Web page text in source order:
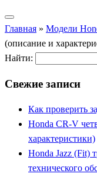
Главная » Модели
(описание и
Найти:
Свежие записи
Как проверить
Honda CR-V
характеристики)
Honda Jazz (Fit)
технического